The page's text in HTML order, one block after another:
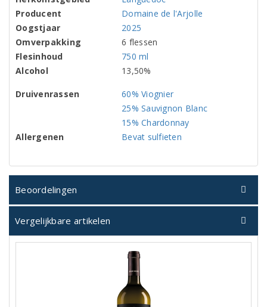
Producent
Domaine de l'Arjolle
Oogstjaar
2025
Omverpakking
6 flessen
Flesinhoud
750 ml
Alcohol
13,50%
Druivenrassen
60% Viognier
25% Sauvignon Blanc
15% Chardonnay
Allergenen
Bevat sulfieten
Beoordelingen
Vergelijkbare artikelen